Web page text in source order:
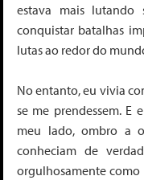
estava mais lutando
conquistar batalhas
lutas ao redor do
No entanto, eu vivia
se me prendessem. E
meu lado, ombro a
conheciam de
orgulhosamente como